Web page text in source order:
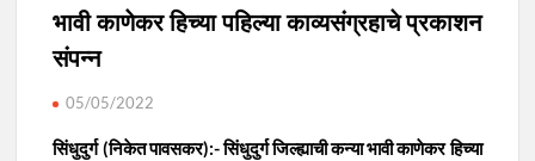
भावी काणेकर हिच्या पहिल्या काव्यसंग्रहाचे प्रकाशन
संपन्न
05/05/2022
सिंधुदुर्ग (निकेत पावसकर):- सिंधुदुर्ग जिल्ह्याची कन्या भावी काणेकर हिच्या